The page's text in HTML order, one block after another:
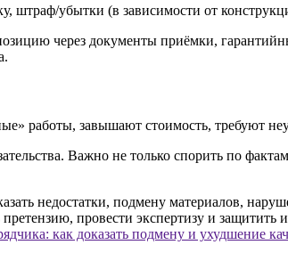
убытки (в зависимости от
через документы приёмки,
работы, завышают стоимость, требуют
Важно не только спорить по
как доказать подмену и ухудшение